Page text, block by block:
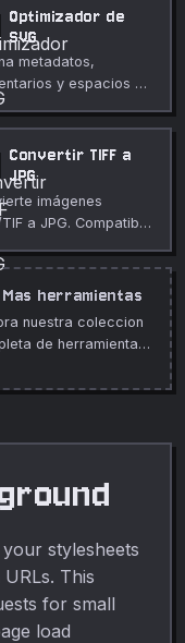
Optimizador de
SVG
metadatos,
y espacios en
innecesarios de
SVG para reducir
Convertir TIFF a
JPG
imágenes
TIF a JPG. Compatible
PackBits y TIFF
todo en el
Mas herramientas
nuestra coleccion
de herramientas
stylesheets
This
for small
load